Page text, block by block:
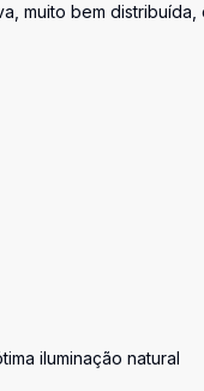
muito bem distribuída,
iluminação natural